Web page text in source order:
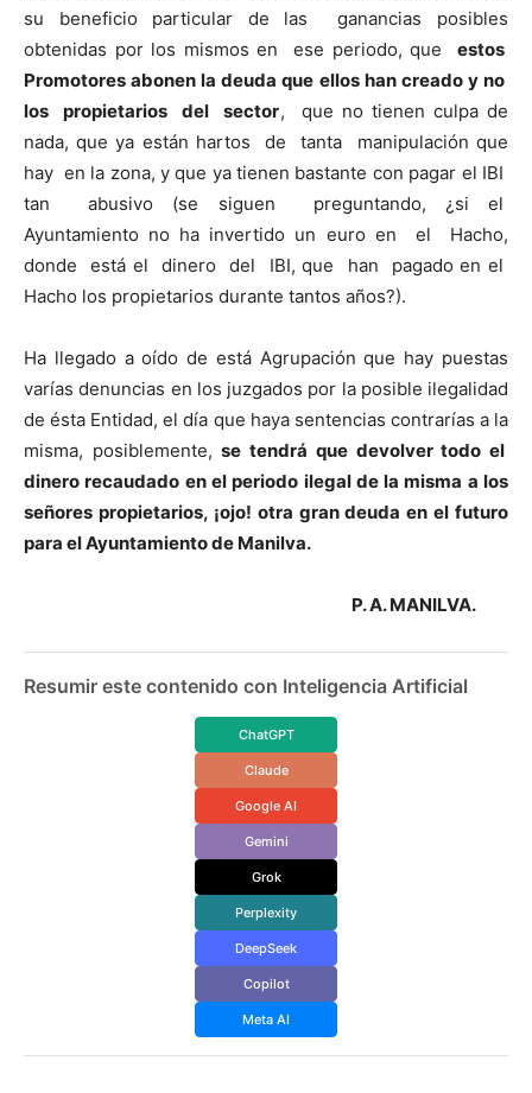
su beneficio particular de las ganancias posibles
obtenidas por los mismos en ese periodo, que estos
Promotores abonen la deuda que ellos han creado y no
los propietarios del sector, que no tienen culpa de
nada, que ya están hartos de tanta manipulación que
hay en la zona, y que ya tienen bastante con pagar el IBI
tan abusivo (se siguen preguntando, ¿si el
Ayuntamiento no ha invertido un euro en el Hacho,
donde está el dinero del IBI, que han pagado en el
Hacho los propietarios durante tantos años?).
Ha llegado a oído de está Agrupación que hay puestas
varías denuncias en los juzgados por la posible ilegalidad
de ésta Entidad, el día que haya sentencias contrarías a la
misma, posiblemente,se tendrá que devolver todo el
dinero recaudado en el periodo ilegal de la misma a los
señores propietarios, ¡ojo! otra gran deuda en el futuro
para el Ayuntamiento de Manilva.
P. A. MANILVA.
Resumir este contenido con Inteligencia Artificial
ChatGPT
Claude
Google AI
Gemini
Grok
Perplexity
DeepSeek
Copilot
Meta AI